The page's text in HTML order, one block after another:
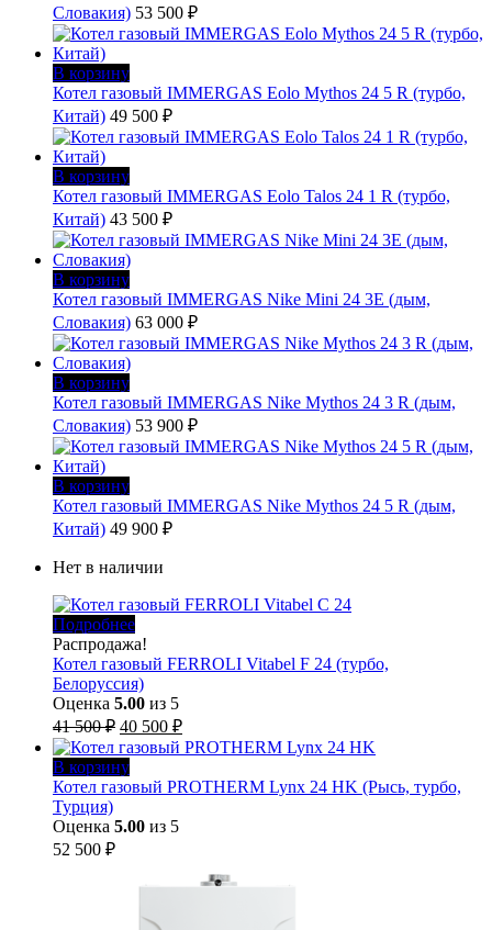
Словакия) 53 500 ₽
В корзину
Котел газовый IMMERGAS Eolo Mythos 24 5 R (турбо,
Китай) 49 500 ₽
В корзину
Котел газовый IMMERGAS Eolo Talos 24 1 R (турбо,
Китай) 43 500 ₽
В корзину
Котел газовый IMMERGAS Nike Mini 24 3E (дым,
Словакия) 63 000 ₽
В корзину
Котел газовый IMMERGAS Nike Mythos 24 3 R (дым,
Словакия) 53 900 ₽
В корзину
Котел газовый IMMERGAS Nike Mythos 24 5 R (дым,
Китай) 49 900 ₽
Нет в наличии
Подробнее
Распродажа!
Котел газовый FERROLI Vitabel F 24 (турбо,
Белоруссия)
Оценка 5.00 из 5
41 500₽ Первоначальная
цена
составляла
41
40 500 ₽Текущая
цена:
40
500 ₽.
В корзину
Котел газовый PROTHERM Lynx 24 HK (Рысь, турбо,
Турция)
Оценка 5.00 из 5
52 500 ₽